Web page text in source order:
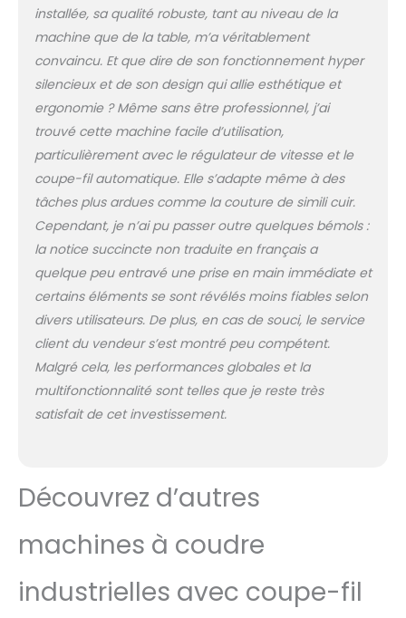
installée, sa qualité robuste, tant au niveau de la
machine que de la table, m’a véritablement
convaincu. Et que dire de son fonctionnement hyper
silencieux et de son design qui allie esthétique et
ergonomie ? Même sans être professionnel, j’ai
trouvé cette machine facile d’utilisation,
particulièrement avec le régulateur de vitesse et le
coupe-fil automatique. Elle s’adapte même à des
tâches plus ardues comme la couture de simili cuir.
Cependant, je n’ai pu passer outre quelques bémols :
la notice succincte non traduite en français a
quelque peu entravé une prise en main immédiate et
certains éléments se sont révélés moins fiables selon
divers utilisateurs. De plus, en cas de souci, le service
client du vendeur s’est montré peu compétent.
Malgré cela, les performances globales et la
multifonctionnalité sont telles que je reste très
satisfait de cet investissement.
Découvrez d’autres
machines à coudre
industrielles avec coupe-fil